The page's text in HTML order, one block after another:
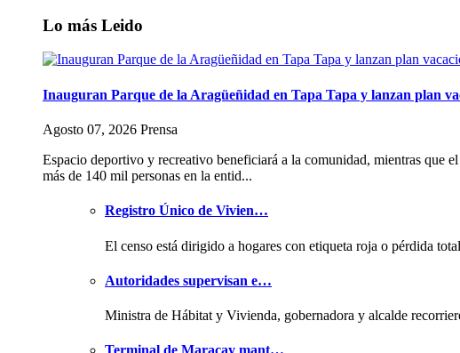
Lo más Leido
Inauguran Parque de la Aragüeñidad en Tapa Tapa y lanzan plan
Agosto 07, 2026 Prensa
Espacio deportivo y recreativo beneficiará a la comunidad, mientras que
más de 140 mil personas en la entid...
Registro Único de Vivien…
El censo está dirigido a hogares con etiqueta roja o pérdida
Autoridades supervisan e…
Ministra de Hábitat y Vivienda, gobernadora y alcalde